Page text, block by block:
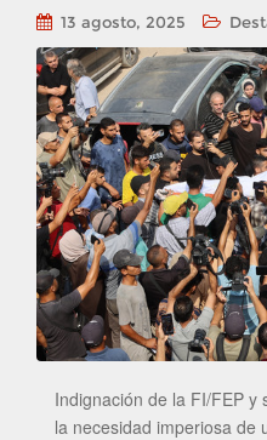
13 agosto, 2025
Indignación de la FI/FEP y
la necesidad imperiosa de